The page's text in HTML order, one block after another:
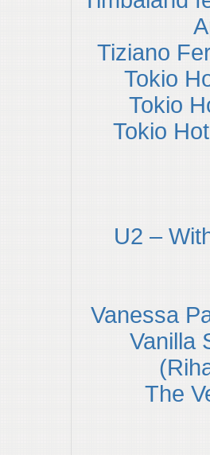
Tiziano
Tokio
Tokio
Tokio
U2 –
Vanessa
Vanilla
The